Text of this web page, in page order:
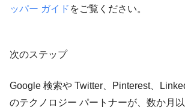
ッパー ガイド をご覧ください。
次のステップ
Google 検索や Twitter、Pinterest、
のテクノロジー パートナーが、数か月